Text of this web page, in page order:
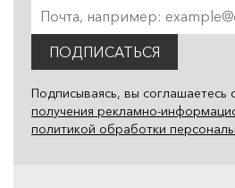
ПОДПИСАТЬСЯ
Подписываясь, вы соглашаетесь
получения рекламно-
политикой обработки